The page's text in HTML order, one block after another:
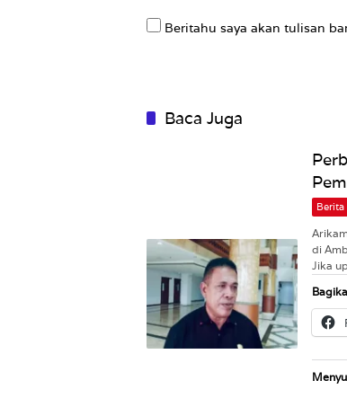
Beritahu saya akan tulisan
Baca Juga
Berita
di
Jika